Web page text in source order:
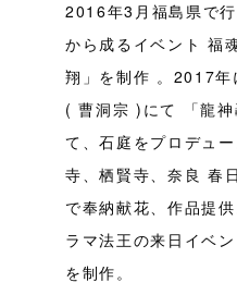
2016年3月福島県で
から成るイベント 福
翔」を制作 。2017年
( 曹洞宗 )にて 「龍神
て、石庭をプロデュ
寺、栖賢寺、奈良 春
で奉納献花、作品提
ラマ法王の来日イベ
を制作。